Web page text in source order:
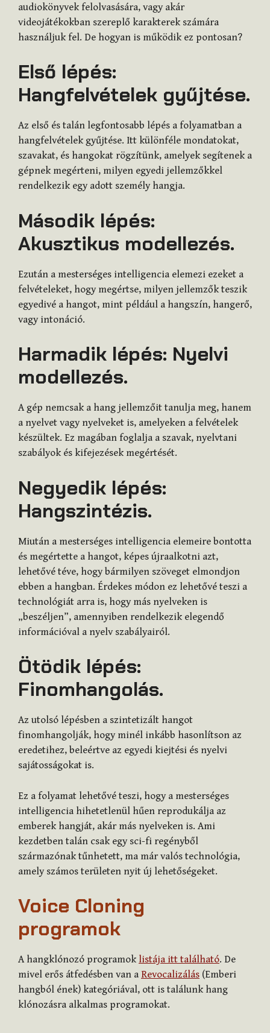
audiokönyvek felolvasására, vagy akár
videojátékokban szereplő karakterek számára
használjuk fel. De hogyan is működik ez pontosan?
Első lépés:
Hangfelvételek gyűjtése.
Az első és talán legfontosabb lépés a folyamatban a
hangfelvételek gyűjtése. Itt különféle mondatokat,
szavakat, és hangokat rögzítünk, amelyek segítenek a
gépnek megérteni, milyen egyedi jellemzőkkel
rendelkezik egy adott személy hangja.
Második lépés:
Akusztikus modellezés.
Ezután a mesterséges intelligencia elemezi ezeket a
felvételeket, hogy megértse, milyen jellemzők teszik
egyedivé a hangot, mint például a hangszín, hangerő,
vagy intonáció.
Harmadik lépés: Nyelvi
modellezés.
A gép nemcsak a hang jellemzőit tanulja meg, hanem
a nyelvet vagy nyelveket is, amelyeken a felvételek
készültek. Ez magában foglalja a szavak, nyelvtani
szabályok és kifejezések megértését.
Negyedik lépés:
Hangszintézis.
Miután a mesterséges intelligencia elemeire bontotta
és megértette a hangot, képes újraalkotni azt,
lehetővé téve, hogy bármilyen szöveget elmondjon
ebben a hangban. Érdekes módon ez lehetővé teszi a
technológiát arra is, hogy más nyelveken is
„beszéljen”, amennyiben rendelkezik elegendő
információval a nyelv szabályairól.
Ötödik lépés:
Finomhangolás.
Az utolsó lépésben a szintetizált hangot
finomhangolják, hogy minél inkább hasonlítson az
eredetihez, beleértve az egyedi kiejtési és nyelvi
sajátosságokat is.
Ez a folyamat lehetővé teszi, hogy a mesterséges
intelligencia hihetetlenül hűen reprodukálja az
emberek hangját, akár más nyelveken is. Ami
kezdetben talán csak egy sci-fi regényből
származónak tűnhetett, ma már valós technológia,
amely számos területen nyit új lehetőségeket.
Voice Cloning
programok
A hangklónozó programok listája itt található. De
mivel erős átfedésben van a Revocalizálás (Emberi
hangból ének) kategóriával, ott is találunk hang
klónozásra alkalmas programokat.